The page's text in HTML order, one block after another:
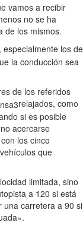
vamos a recibir
no se ha
de los mismos.
los de
la conducción sea
de los referidos
relajados, como
si es posible
acercarse
los cinco
que
limitada, sino
a 120 si está
una carretera a 90 si